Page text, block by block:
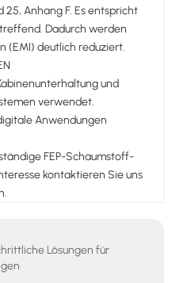
25, Anhang F. Es entspricht
Dadurch werden
(EMI) deutlich reduziert.
und
verwendet.
Anwendungen
FEP-Schaumstoff-
kontaktieren Sie uns
Lösungen für